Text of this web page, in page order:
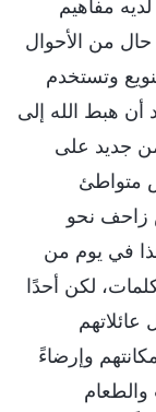
مفاهيم
حال من الأحوال
وتستخدم
هبط الله إلى
جديد على
متواطئ
زاحف نحو
في يوم من
لكن أحدًا
وإرضاءً
والطعام